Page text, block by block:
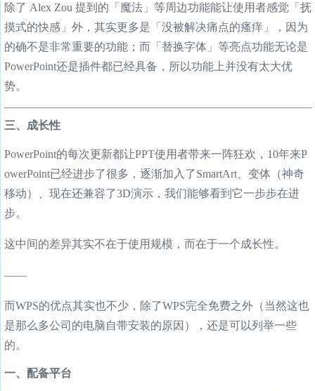
除了 Alex Zou 提到的「魔法」等周边功能能让使用者感觉「抚
摸式的快感」外，其实更多是「没被解决痛点的瘙痒」，因为
的确不是非常重要的功能；而「替换字体」等亮点功能无论是
PowerPoint还是插件都已经具备，所以功能上并没有太大优
势。
三、成长性
PowerPoint的每次更新都让PPT使用者带来一阵狂欢，10年来P
owerPoint已经进步了很多，逐渐加入了SmartArt、变体（神奇
移动）、现在还兼容了3D演示，我们能够看到它一步步在进
步。
这中间的差异其实不在于使用规模，而在于一个成长性。
——
而WPS的优点其实也不少，除了WPS完全免费之外（当然这也
是那么多公司的电脑自带安装的原因），还是可以列举一些
的。
一、配备平台